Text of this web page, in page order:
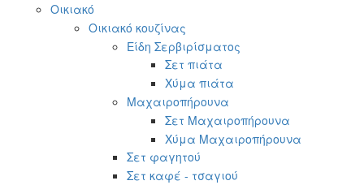
Οικιακό
Οικιακό κουζίνας
Είδη Σερβιρίσματος
Σετ πιάτα
Χύμα πιάτα
Μαχαιροπήρουνα
Σετ Μαχαιροπήρουνα
Χύμα Μαχαιροπήρουνα
Σετ φαγητού
Σετ καφέ - τσαγιού